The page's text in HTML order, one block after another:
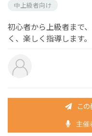
中上級者向け
初心者から上級者まで
く、楽しく指導します。
こ
主催